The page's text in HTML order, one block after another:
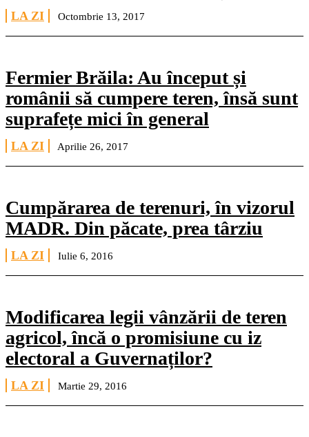
LA ZI Octombrie 13, 2017
Fermier Brăila: Au început și
românii să cumpere teren, însă sunt
suprafețe mici în general
LA ZI Aprilie 26, 2017
Cumpărarea de terenuri, în vizorul
MADR. Din păcate, prea târziu
LA ZI Iulie 6, 2016
Modificarea legii vânzării de teren
agricol, încă o promisiune cu iz
electoral a Guvernaților?
LA ZI Martie 29, 2016